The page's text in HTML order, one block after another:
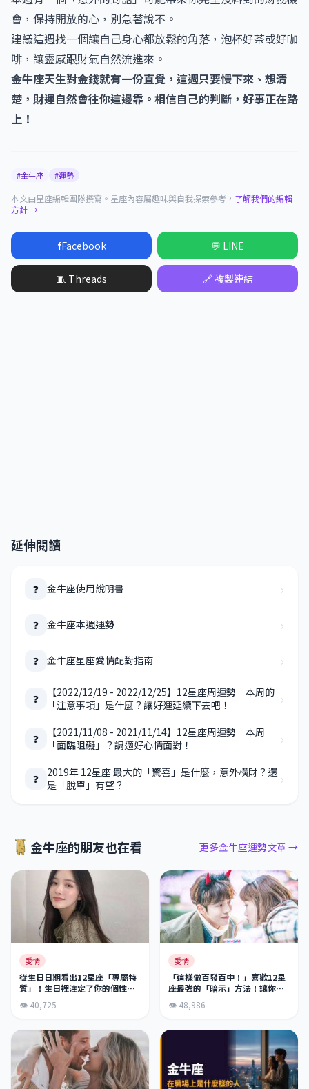
會，保持開放的心，別急著說不。
建議這週找一個讓自己身心都放鬆的角落，泡杯好茶或好咖
啡，讓靈感跟財氣自然流進來。
金牛座天生對金錢就有一份直覺，這週只要慢下來、想清
楚，財運自然會往你這邊靠。相信自己的判斷，好事正在路
上！
#金牛座 #運勢
本文由星座編輯團隊撰寫。星座內容屬趣味與自我探索參考， 了解我們的編輯
方針 →
fFacebook 💬 LINE
🧵 Threads 🔗 複製連結
延伸閱讀
❓ 金牛座使用說明書 ›
❓ 金牛座本週運勢 ›
❓ 金牛座星座愛情配對指南 ›
❓
【2022/12/19 - 2022/12/25】12星座周運勢｜本周的
「注意事項」是什麼？讓好運延續下去吧！
›
❓
【2021/11/08 - 2021/11/14】12星座周運勢｜本周
「面臨阻礙」？調適好心情面對！
›
❓
2019年 12星座 最大的「驚喜」是什麼，意外橫財？還
是「脫單」有望？
›
金牛座的朋友也在看 更多金牛座運勢文章 →
愛情
從生日日期看出12星座「專屬特
質」！生日裡注定了你的個性和
👁 40,725
愛情
「這樣做百發百中！」喜歡12星
座最強的「暗示」方法！讓你瞬
👁 48,986